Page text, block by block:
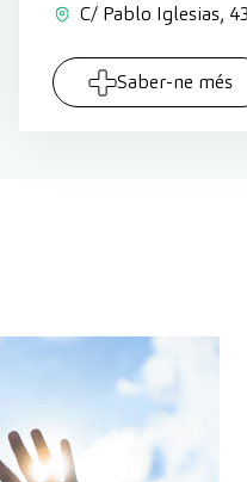
C/ Pablo Iglesias,
Saber-ne més